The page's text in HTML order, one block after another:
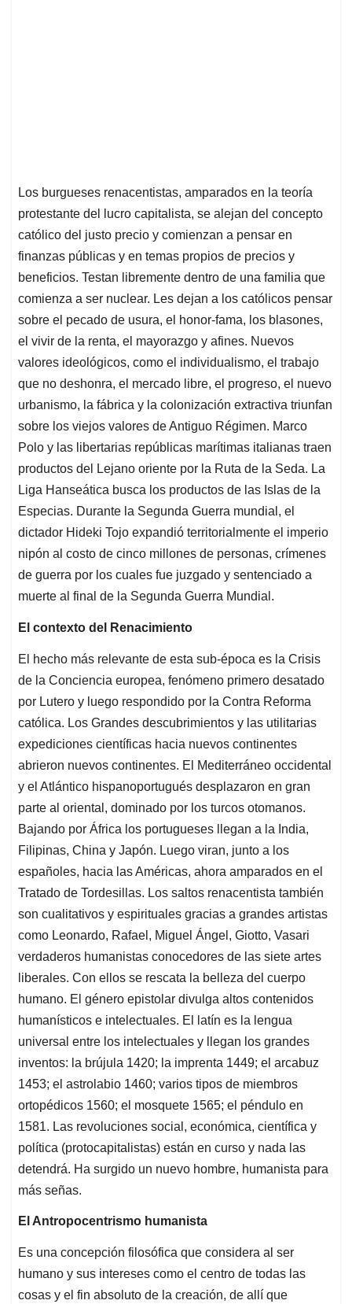
Los burgueses renacentistas, amparados en la teoría
protestante del lucro capitalista, se alejan del concepto
católico del justo precio y comienzan a pensar en
finanzas públicas y en temas propios de precios y
beneficios. Testan libremente dentro de una familia que
comienza a ser nuclear. Les dejan a los católicos pensar
sobre el pecado de usura, el honor-fama, los blasones,
el vivir de la renta, el mayorazgo y afines. Nuevos
valores ideológicos, como el individualismo, el trabajo
que no deshonra, el mercado libre, el progreso, el nuevo
urbanismo, la fábrica y la colonización extractiva triunfan
sobre los viejos valores de Antiguo Régimen. Marco
Polo y las libertarias repúblicas marítimas italianas traen
productos del Lejano oriente por la Ruta de la Seda. La
Liga Hanseática busca los productos de las Islas de la
Especias. Durante la Segunda Guerra mundial, el
dictador Hideki Tojo expandió territorialmente el imperio
nipón al costo de cinco millones de personas, crímenes
de guerra por los cuales fue juzgado y sentenciado a
muerte al final de la Segunda Guerra Mundial.
El contexto del Renacimiento
El hecho más relevante de esta sub-época es la Crisis
de la Conciencia europea, fenómeno primero desatado
por Lutero y luego respondido por la Contra Reforma
católica. Los Grandes descubrimientos y las utilitarias
expediciones científicas hacia nuevos continentes
abrieron nuevos continentes. El Mediterráneo occidental
y el Atlántico hispanoportugués desplazaron en gran
parte al oriental, dominado por los turcos otomanos.
Bajando por África los portugueses llegan a la India,
Filipinas, China y Japón. Luego viran, junto a los
españoles, hacia las Américas, ahora amparados en el
Tratado de Tordesillas. Los saltos renacentista también
son cualitativos y espirituales gracias a grandes artistas
como Leonardo, Rafael, Miguel Ángel, Giotto, Vasari
verdaderos humanistas conocedores de las siete artes
liberales. Con ellos se rescata la belleza del cuerpo
humano. El género epistolar divulga altos contenidos
humanísticos e intelectuales. El latín es la lengua
universal entre los intelectuales y llegan los grandes
inventos: la brújula 1420; la imprenta 1449; el arcabuz
1453; el astrolabio 1460; varios tipos de miembros
ortopédicos 1560; el mosquete 1565; el péndulo en
1581. Las revoluciones social, económica, científica y
política (protocapitalistas) están en curso y nada las
detendrá. Ha surgido un nuevo hombre, humanista para
más señas.
El Antropocentrismo humanista
Es una concepción filosófica que considera al ser
humano y sus intereses como el centro de todas las
cosas y el fin absoluto de la creación, de allí que